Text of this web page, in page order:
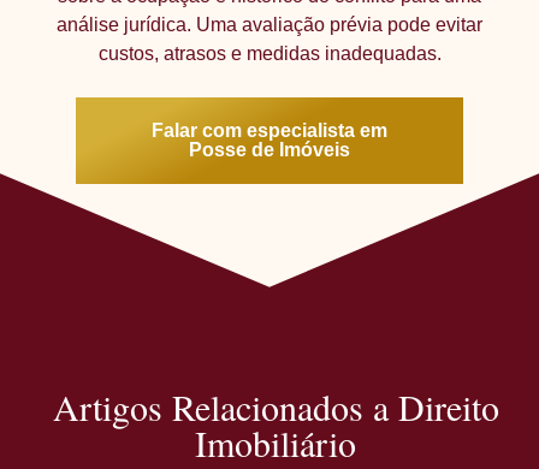
análise jurídica. Uma avaliação prévia pode evitar
custos, atrasos e medidas inadequadas.
Falar com especialista em
Posse de Imóveis
Artigos Relacionados a Direito
Imobiliário